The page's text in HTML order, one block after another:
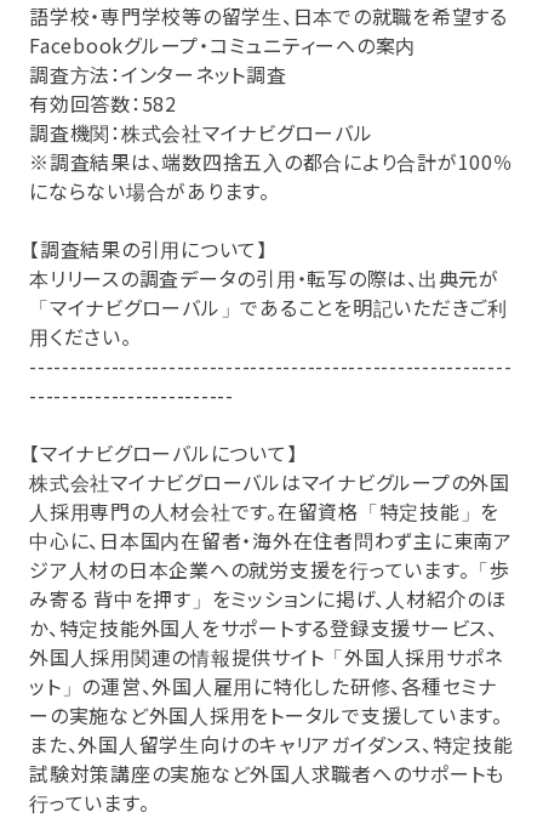
語学校・専門学校等の留学生、日本での就職を希望する
Facebookグループ・コミュニティーへの案内
調査方法：インターネット調査
有効回答数：582
調査機関：株式会社マイナビグローバル
※調査結果は、端数四捨五入の都合により合計が100％
にならない場合があります。
【調査結果の引用について】
本リリースの調査データの引用・転写の際は、出典元が
「マイナビグローバル」であることを明記いただきご利
用ください。
-----------------------------------------------------------
-------------------------
【マイナビグローバルについて】
株式会社マイナビグローバルはマイナビグループの外国
人採用専門の人材会社です。在留資格「特定技能」を
中心に、日本国内在留者・海外在住者問わず主に東南ア
ジア人材の日本企業への就労支援を行っています。「歩
み寄る 背中を押す」をミッションに掲げ、人材紹介のほ
か、特定技能外国人をサポートする登録支援サービス、
外国人採用関連の情報提供サイト「外国人採用サポネ
ット」の運営、外国人雇用に特化した研修、各種セミナ
ーの実施など外国人採用をトータルで支援しています。
また、外国人留学生向けのキャリアガイダンス、特定技能
試験対策講座の実施など外国人求職者へのサポートも
行っています。